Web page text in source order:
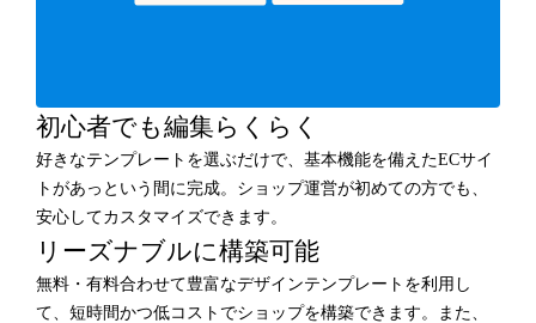
初心者でも編集らくらく
好きなテンプレートを選ぶだけで、基本機能を備えたECサイ
トがあっという間に完成。ショップ運営が初めての方でも、
安心してカスタマイズできます。
リーズナブルに構築可能
無料・有料合わせて豊富なデザインテンプレートを利用し
て、短時間かつ低コストでショップを構築できます。また、